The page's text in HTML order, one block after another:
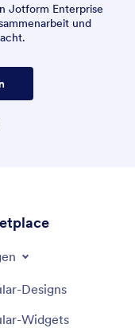
Jotform Enterprise
und
Designs
Widgets